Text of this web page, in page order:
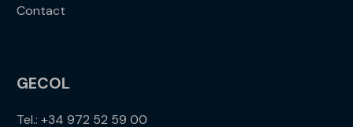
Contact
GECOL
Tel.: +34 972 52 59 00